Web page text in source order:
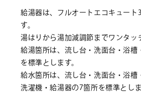
給湯器は、フルオートエコキュート
す。
湯はりから湯加減調節までワンタッ
給湯箇所は、流し台・洗面台・浴槽
を標準とします。
給水箇所は、流し台・洗面台・浴槽
洗濯機・給湯器の7箇所を標準としま